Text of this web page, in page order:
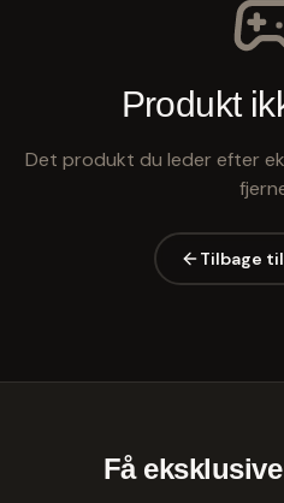
Produkt
Det produkt du leder efter
Tilbage
Få